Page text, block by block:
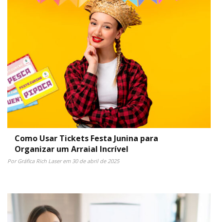
Como Usar Tickets Festa Junina para
Organizar um Arraial Incrível
Por Gráfica Rich Laser em 30 de abril de 2025